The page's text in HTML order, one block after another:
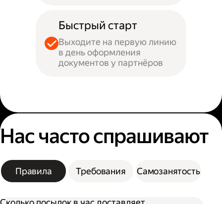
Быстрый старт
Выходите на первую линию
в день оформления
документов у партнёров
Нас часто спрашивают
Правила Требования Самозанятость